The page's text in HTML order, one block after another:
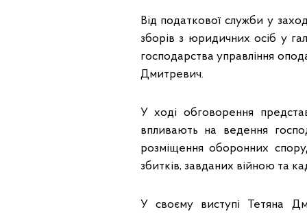
Від податкової служби у
зборів з юридичних осіб у
господарства управління
Дмитревич.
У ході обговорення
впливають на ведення
розміщення оборонних
збитків, завданих війною та
У своєму виступі Тетяна